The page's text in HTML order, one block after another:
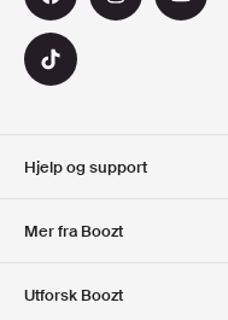
Hjelp og support
Mer fra Boozt
Utforsk Boozt